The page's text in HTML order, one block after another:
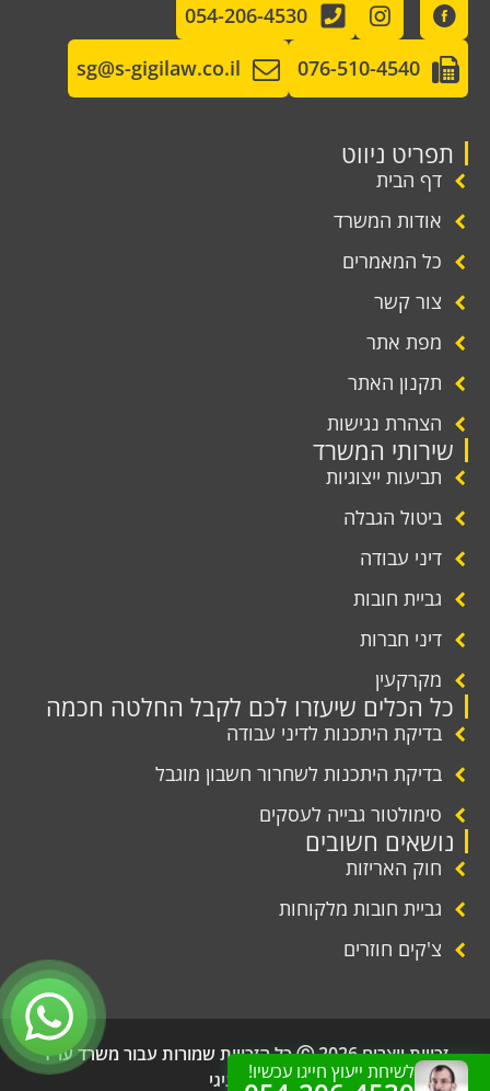
054-206-4530
076-510-4540
sg@s-gigilaw.co.il
תפריט ניווט
דף הבית
אודות המשרד
כל המאמרים
צור קשר
מפת אתר
תקנון האתר
הצהרת נגישות
שירותי המשרד
תביעות ייצוגיות
ביטול הגבלה
דיני עבודה
גביית חובות
דיני חברות
מקרקעין
כל הכלים שיעזרו לכם לקבל החלטה חכמה
בדיקת היתכנות לדיני עבודה
בדיקת היתכנות לשחרור חשבון מוגבל
סימולטור גבייה לעסקים
נושאים חשובים
חוק האריזות
גביית חובות מלקוחות
צ'קים חוזרים
זכויות יוצרים 2026 Ⓒ כל הזכויות שמורות עבור משרד עו"ד
שמעון גיגילשיחת ייעוץ חייגו עכשיו!